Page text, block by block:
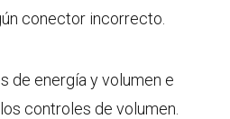
conector incorrecto.
de energía y volumen e
controles de volumen.